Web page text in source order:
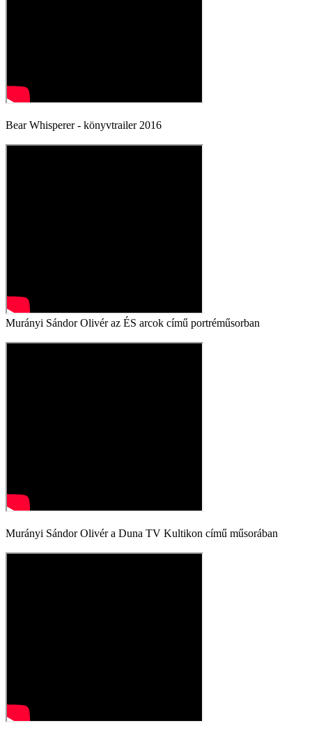
Bear Whisperer - könyvtrailer 2016
Murányi Sándor Olivér az ÉS arcok című portréműsorban
Murányi Sándor Olivér a Duna TV Kultikon című műsorában